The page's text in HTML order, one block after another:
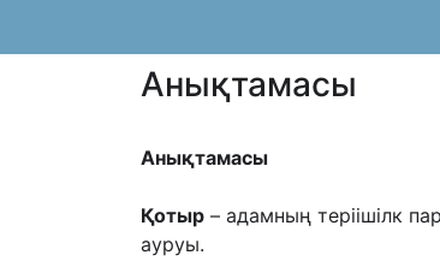
Анықтамасы
Анықтамасы
Қотыр – адамның теріішілк
ауруы.